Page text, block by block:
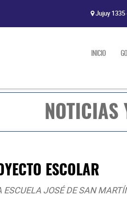
Jujuy 1335
INICIO
NOTICIAS
ESCOLAR
ESCUELA JOSÉ DE SAN